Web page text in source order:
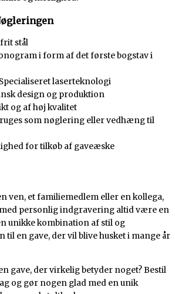
stål
i form af det første bogstav i
Specialiseret laserteknologi
design og produktion
og af høj kvalitet
som nøglering eller vedhæng til
for tilkøb af gaveæske
ven, et familiemedlem eller en kollega,
personlig indgravering altid være en
unikke kombination af stil og
til en gave, der vil blive husket i mange år
gave, der virkelig betyder noget? Bestil
og gør nogen glad med en unik